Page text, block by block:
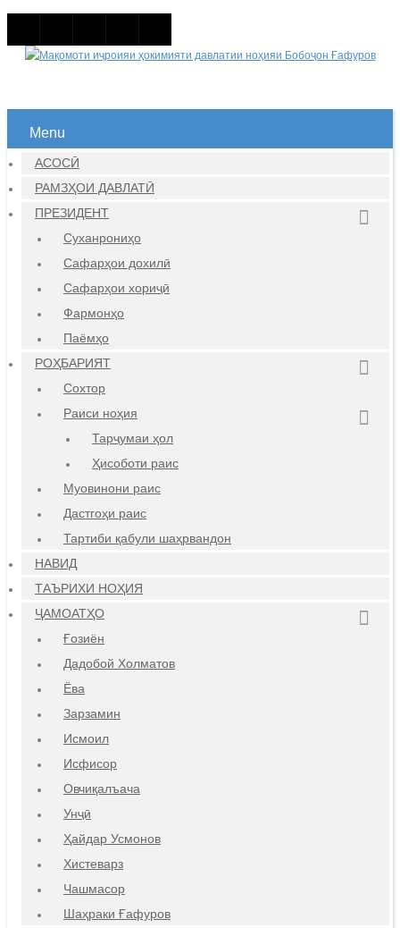
Menu
АСОСӢ
РАМЗҲОИ ДАВЛАТӢ
ПРЕЗИДЕНТ
Суханрониҳо
Сафарҳои дохилӣ
Сафарҳои хориҷӣ
Фармонҳо
Паёмҳо
РОҲБАРИЯТ
Сохтор
Раиси ноҳия
Тарҷумаи ҳол
Ҳисоботи раис
Муовинони раис
Дастгоҳи раис
Тартиби қабули шаҳрвандон
НАВИД
ТАЪРИХИ НОҲИЯ
ҶАМОАТҲО
Ғозиён
Дадобой Холматов
Ёва
Зарзамин
Исмоил
Исфисор
Овчиқалъача
Унҷӣ
Ҳайдар Усмонов
Хистеварз
Чашмасор
Шаҳраки Ғафуров